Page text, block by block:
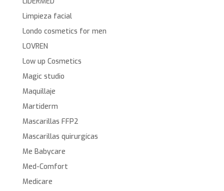
Limpieza facial
Londo cosmetics for men
LOVREN
Low up Cosmetics
Magic studio
Maquillaje
Martiderm
Mascarillas FFP2
Mascarillas quirurgícas
Me Babycare
Med-Comfort
Medicare